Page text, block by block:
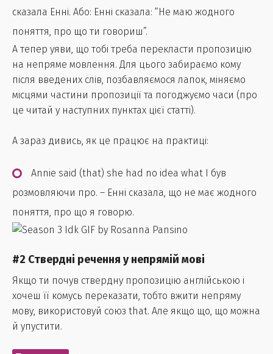
сказала Енні. Або: Енні сказала: “Не маю жодного
поняття, про що ти говориш”.
А тепер уяви, що тобі треба перекласти пропозицію
на непряме мовлення. Для цього забираємо кому
після введених слів, позбавляємося лапок, міняємо
місцями частини пропозиції та погоджуємо часи (про
це читай у наступних пунктах цієї статті).
А зараз дивись, як це працює на практиці:
Annie said (that) she had no idea what I був
розмовляючи про. – Енні сказала, що не має жодного
поняття, про що я говорю.
#2 Ствердні речення у непрямій мові
Якщо ти почув ствердну пропозицію англійською і
хочеш її комусь переказати, тобто вжити непряму
мову, використовуй союз that. Але якщо що, що можна
й упустити.